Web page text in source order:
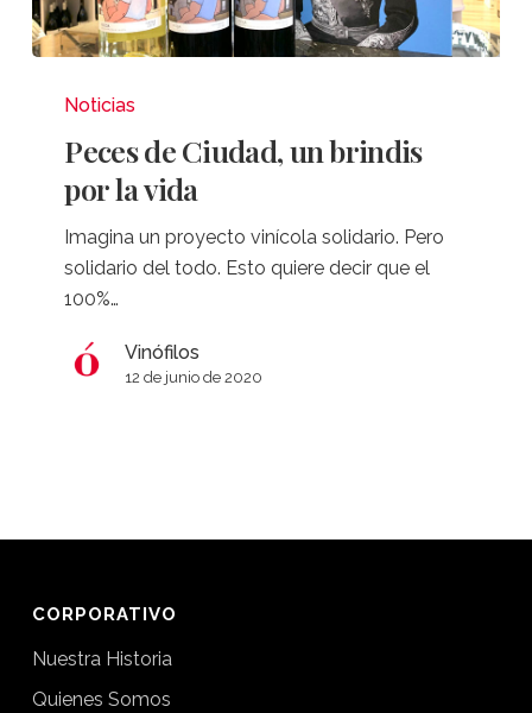
brindis
Noticias
Peces de Ciudad, un brindis
por la vida
Imagina un proyecto vinícola solidario. Pero
solidario del todo. Esto quiere decir que el
100%…
Vinófilos
12 de junio de 2020
CORPORATIVO
Nuestra Historia
Quienes Somos